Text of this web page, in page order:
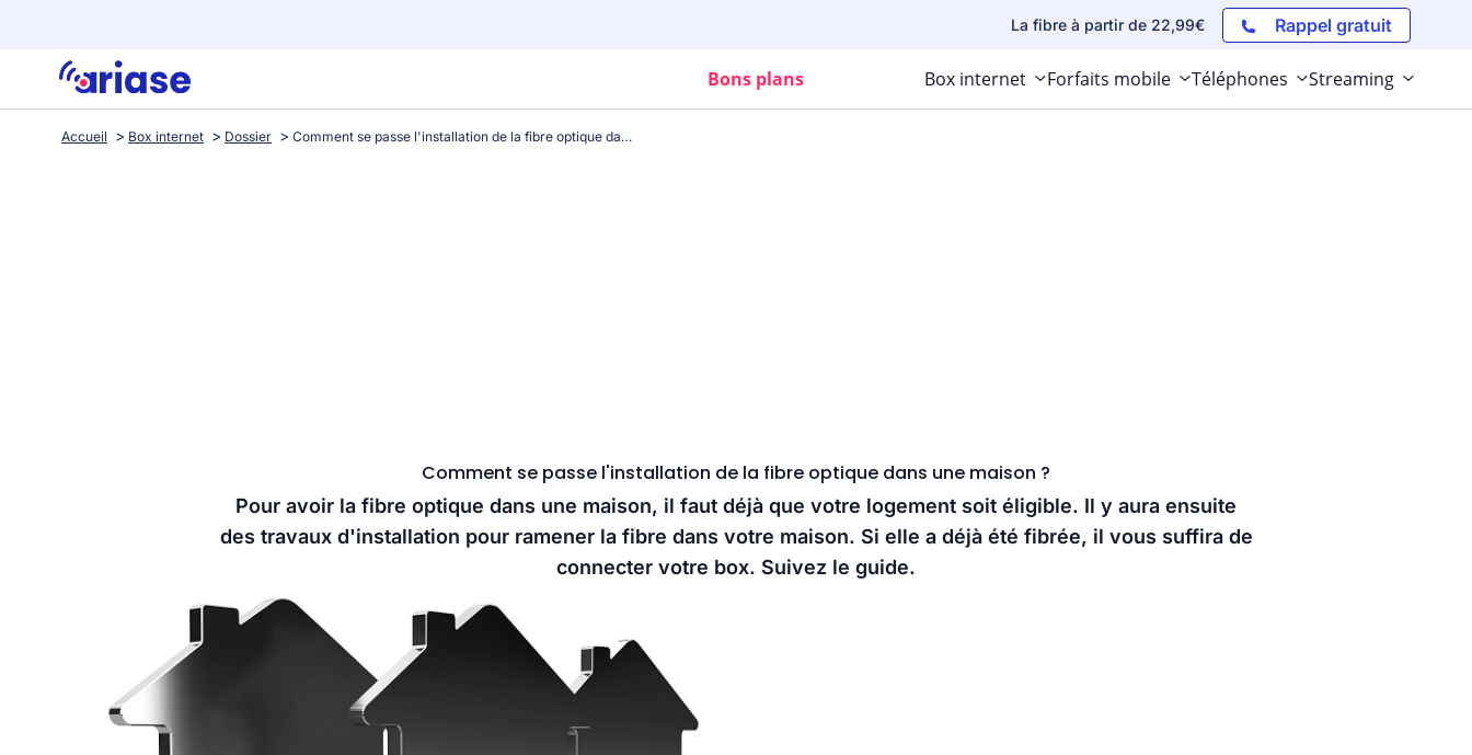
La fibre à partir de 22,99€ Rappel gratuit
Bons plans Box internet Forfaits mobile Téléphones Streaming
Accueil Box internet Dossier Comment se passe l'installation de la fibre optique dans une maison ?
Comment se passe l'installation de la fibre optique dans une maison ?
Pour avoir la fibre optique dans une maison, il faut déjà que votre logement soit éligible. Il y aura ensuite
des travaux d'installation pour ramener la fibre dans votre maison. Si elle a déjà été fibrée, il vous suffira de
connecter votre box. Suivez le guide.